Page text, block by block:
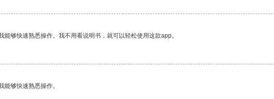
够快速熟悉操作。我不用看说明书，就可以轻松使用这款app。
够快速熟悉操作。